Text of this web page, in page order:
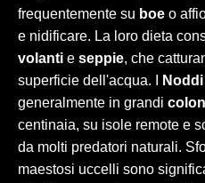
frequentemente su boe o
e nidificare. La loro dieta
volanti e seppie, che
superficie dell'acqua. I
generalmente in grandi
centinaia, su isole remote e
da molti predatori naturali.
maestosi uccelli sono